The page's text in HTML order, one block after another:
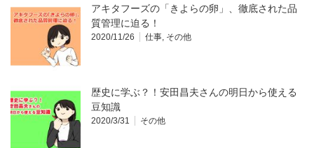
アキタフーズの「きよらの卵」、徹底された品
質管理に迫る！
2020/11/26 仕事 その他
歴史に学ぶ？！安田昌夫さんの明日から使える
豆知識
2020/3/31 その他